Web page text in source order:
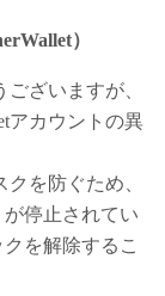
）
ざいますが、
アカウントの異
を防ぐため、
停止されてい
を解除するこ